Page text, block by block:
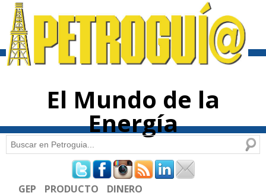
contenido
El Mundo de la
Energía
Formulario de búsqueda
Buscar
GEP PRODUCTO DINERO